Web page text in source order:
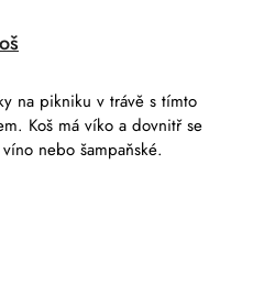
na pikniku v trávě s tímto
Koš má víko a dovnitř se
nebo šampaňské.